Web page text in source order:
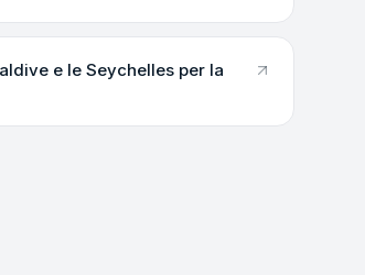
e le Seychelles per la